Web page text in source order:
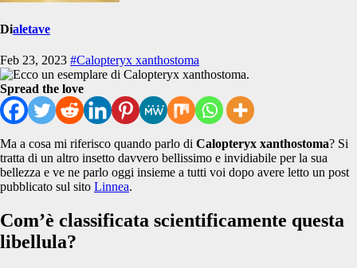
Dialetave
Feb 23, 2023 #Calopteryx xanthostoma
Spread the love
Ma a cosa mi riferisco quando parlo di Calopteryx xanthostoma? Si
tratta di un altro insetto davvero bellissimo e invidiabile per la sua
bellezza e ve ne parlo oggi insieme a tutti voi dopo avere letto un post
pubblicato sul sito Linnea.
Com’è classificata scientificamente questa
libellula?